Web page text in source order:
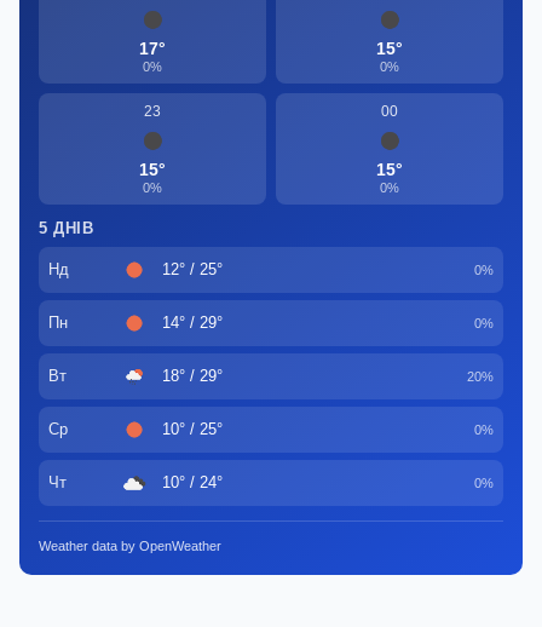
17°
0%
15°
0%
23
15°
0%
00
15°
0%
5 ДНІВ
Нд 12° / 25° 0%
Пн 14° / 29° 0%
Вт 18° / 29° 20%
Ср 10° / 25° 0%
Чт 10° / 24° 0%
Weather data by OpenWeather